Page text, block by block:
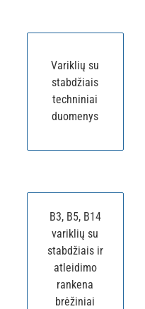
Variklių su
stabdžiais
techniniai
duomenys
B3, B5, B14
variklių su
stabdžiais ir
atleidimo
rankena
brėžiniai